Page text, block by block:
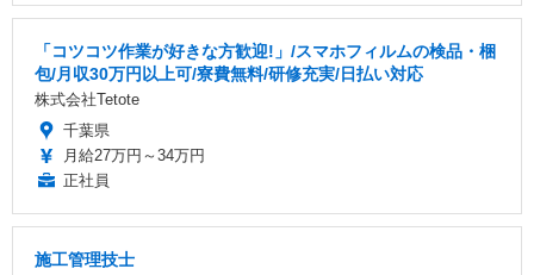
「コツコツ作業が好きな方歓迎!」/スマホフィルムの検品・梱
包/月収30万円以上可/寮費無料/研修充実/日払い対応
株式会社Tetote
千葉県
月給27万円～34万円
正社員
施工管理技士